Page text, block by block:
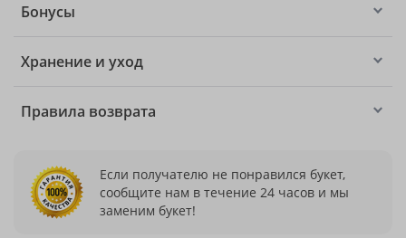
Бонусы
Хранение и уход
Правила возврата
Если получателю не понравился букет,
сообщите нам в течение 24 часов и мы
заменим букет!